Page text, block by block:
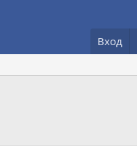
Вход